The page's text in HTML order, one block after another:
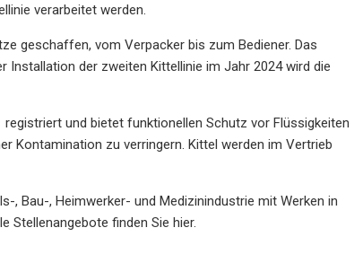
verarbeitet werden.
geschaffen, vom Verpacker bis zum Bediener. Das
Installation der zweiten Kittellinie im Jahr 2024 wird die
und bietet funktionellen Schutz vor Flüssigkeiten
Kontamination zu verringern. Kittel werden im Vertrieb
, Bau-, Heimwerker- und Medizinindustrie mit Werken in
Stellenangebote finden Sie hier.